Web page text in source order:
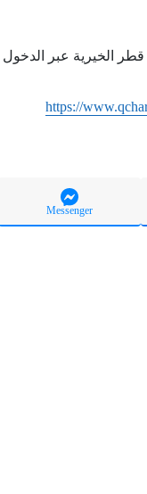
قطر الخيرية عبر الدخول
https://
Messenger